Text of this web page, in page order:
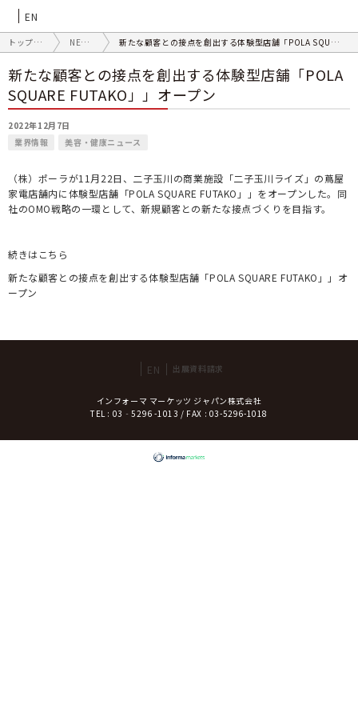
EN
トップページ NEWS 新たな顧客との接点を創出する体験型店舗「POLA SQUARE FUTAKO」」オープン
新たな顧客との接点を創出する体験型店舗「POLA
SQUARE FUTAKO」」オープン
2022年12月7日
業界情報
美容・健康ニュース
（株）ポーラが11月22日、二子玉川の商業施設「二子玉川ライズ」の蔦屋
家電店舗内に体験型店舗「POLA SQUARE FUTAKO」」をオープンした。同
社のOMO戦略の一環として、新規顧客との新たな接点づくりを目指す。
続きはこちら
新たな顧客との接点を創出する体験型店舗「POLA SQUARE FUTAKO」」オ
ープン
EN 出展資料請求
インフォーマ マーケッツ ジャパン株式会社
TEL : 03‐5296 -1013 / FAX : 03-5296-1018